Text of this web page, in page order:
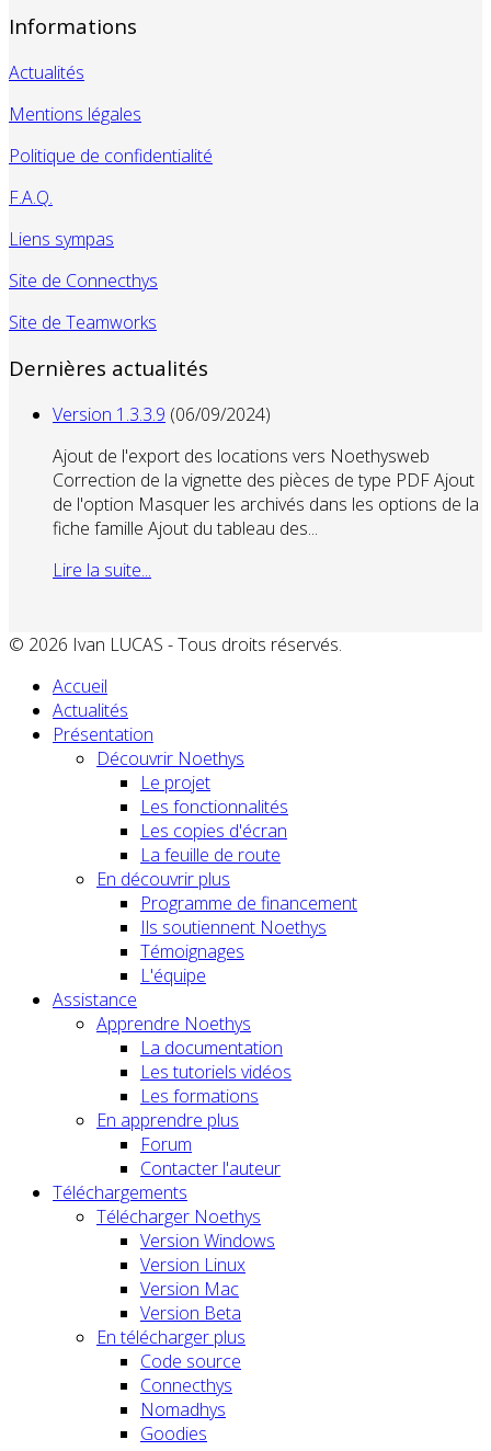
Informations
Actualités
Mentions légales
Politique de confidentialité
F.A.Q.
Liens sympas
Site de Connecthys
Site de Teamworks
Dernières actualités
Version 1.3.3.9 (06/09/2024)
Ajout de l'export des locations vers Noethysweb
Correction de la vignette des pièces de type PDF Ajout
de l'option Masquer les archivés dans les options de la
fiche famille Ajout du tableau des...
Lire la suite...
© 2026 Ivan LUCAS - Tous droits réservés.
Accueil
Actualités
Présentation
Découvrir Noethys
Le projet
Les fonctionnalités
Les copies d'écran
La feuille de route
En découvrir plus
Programme de financement
Ils soutiennent Noethys
Témoignages
L'équipe
Assistance
Apprendre Noethys
La documentation
Les tutoriels vidéos
Les formations
En apprendre plus
Forum
Contacter l'auteur
Téléchargements
Télécharger Noethys
Version Windows
Version Linux
Version Mac
Version Beta
En télécharger plus
Code source
Connecthys
Nomadhys
Goodies